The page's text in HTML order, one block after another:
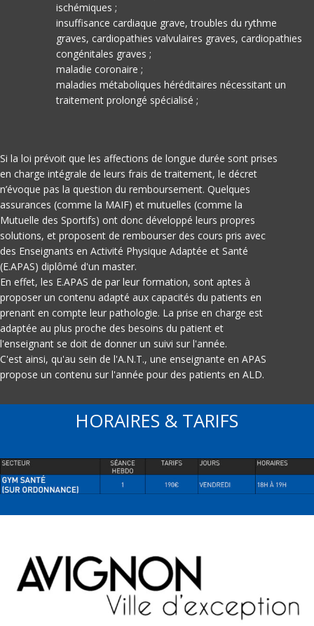
ischémiques ;
insuffisance cardiaque grave, troubles du rythme
graves, cardiopathies valvulaires graves, cardiopathies
congénitales graves ;
maladie coronaire ;
maladies métaboliques héréditaires nécessitant un
traitement prolongé spécialisé ;
Si la loi prévoit que les affections de longue durée sont prises
en charge intégrale de leurs frais de traitement, le décret
n’évoque pas la question du remboursement. Quelques
assurances (comme la MAIF) et mutuelles (comme la
Mutuelle des Sportifs) ont donc développé leurs propres
solutions, et proposent de rembourser des cours pris avec
des Enseignants en Activité Physique Adaptée et Santé
(E.APAS) diplômé d'un master.
En effet, les E.APAS de par leur formation, sont aptes à
proposer un contenu adapté aux capacités du patients en
prenant en compte leur pathologie. La prise en charge est
adaptée au plus proche des besoins du patient et
l'enseignant se doit de donner un suivi sur l'année.
C'est ainsi, qu'au sein de l'A.N.T., une enseignante en APAS
propose un contenu sur l'année pour des patients en ALD.
HORAIRES & TARIFS